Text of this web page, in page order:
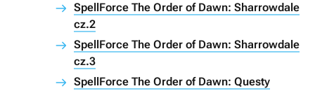
SpellForce The Order of Dawn: Sharrowdale
cz.2
SpellForce The Order of Dawn: Sharrowdale
cz.3
SpellForce The Order of Dawn: Questy